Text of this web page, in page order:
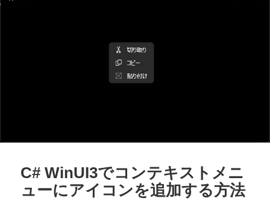
C# WinUI3でコンテキストメニ
ューにアイコンを追加する方法